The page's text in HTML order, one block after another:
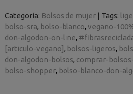
Categoría: Bolsos de mujer | Tags:
bolso-sra bolso-blanco vegano-
don-algodon-on-line
[articulo-vegano]
bolsos-ligeros
don-algodon-bolsos comprar-
bolso-shopper bolso-blanco-don-